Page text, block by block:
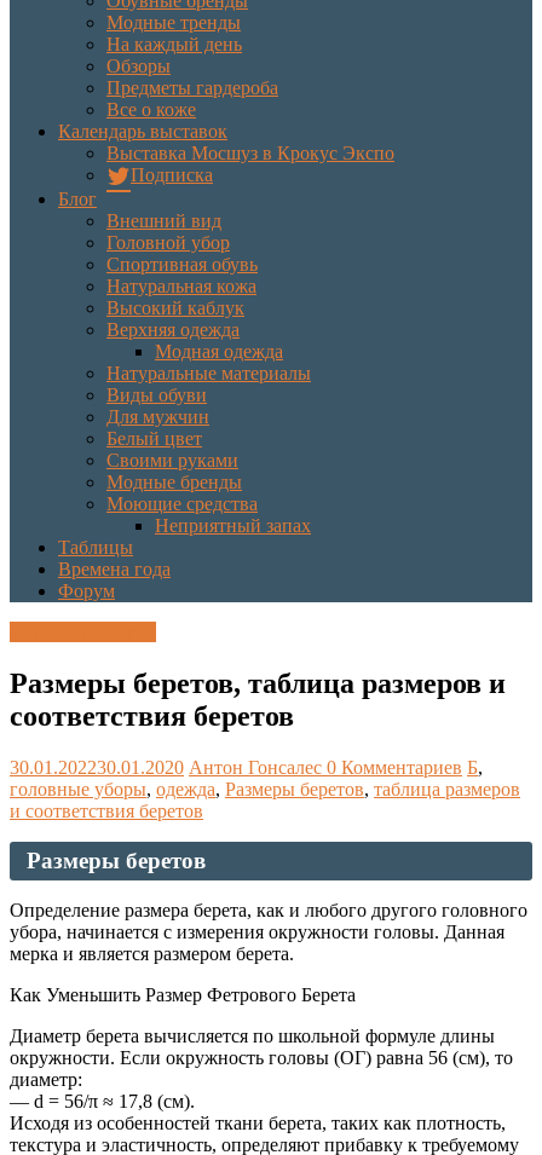
Модные тренды
На каждый день
Обзоры
Предметы гардероба
Все о коже
Календарь выставок
Выставка Мосшуз в Крокус Экспо
Подписка
Блог
Внешний вид
Головной убор
Спортивная обувь
Натуральная кожа
Высокий каблук
Верхняя одежда
Модная одежда
Натуральные материалы
Виды обуви
Для мужчин
Белый цвет
Своими руками
Модные бренды
Моющие средства
Неприятный запах
Таблицы
Времена года
Форум
Размеры беретов, таблица размеров и
соответствия беретов
30.01.202230.01.2020 Антон Гонсалес 0 Комментариев Б,
головные уборы, одежда, Размеры беретов, таблица размеров
и соответствия беретов
Размеры беретов
Определение размера берета, как и любого другого головного
убора, начинается с измерения окружности головы. Данная
мерка и является размером берета.
Как Уменьшить Размер Фетрового Берета
Диаметр берета вычисляется по школьной формуле длины
окружности. Если окружность головы (ОГ) равна 56 (см), то
диаметр:
— d = 56/π ≈ 17,8 (см).
Исходя из особенностей ткани берета, таких как плотность,
текстура и эластичность, определяют прибавку к требуемому